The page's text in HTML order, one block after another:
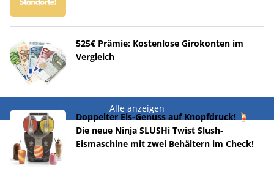
525€ Prämie: Kostenlose Girokonten im
Vergleich
Alle anzeigen
Doppelter Eis-Genuss auf Knopfdruck! 🍹
Die neue Ninja SLUSHi Twist Slush-
Eismaschine mit zwei Behältern im Check!